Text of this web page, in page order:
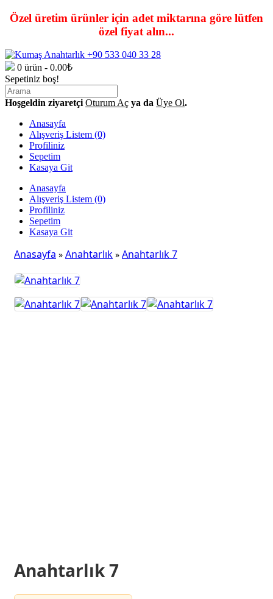
Özel üretim ürünler için adet miktarına göre lütfen
özel fiyat alın...
0 ürün - 0.00₺
Sepetiniz boş!
Hoşgeldin ziyaretçiOturum Aç ya da Üye Ol.
Anasayfa
Alışveriş Listem (0)
Profiliniz
Sepetim
Kasaya Git
Anasayfa
Alışveriş Listem (0)
Profiliniz
Sepetim
Kasaya Git
Anasayfa » Anahtarlık » Anahtarlık 7
Anahtarlık 7